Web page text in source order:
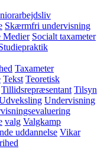
Skærmfri undervisning
Medier Socialt taxameter
Taxameter
Tekst Teoretisk
Tillidsrepræsentant Tilsyn
Undervisning
valg Valgkamp
uddannelse Vikar